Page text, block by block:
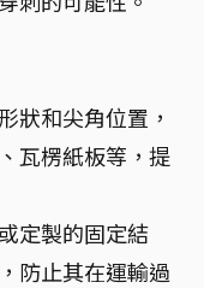
狀和尖角位置，
瓦楞紙板等，提
定製的固定結
防止其在運輸過